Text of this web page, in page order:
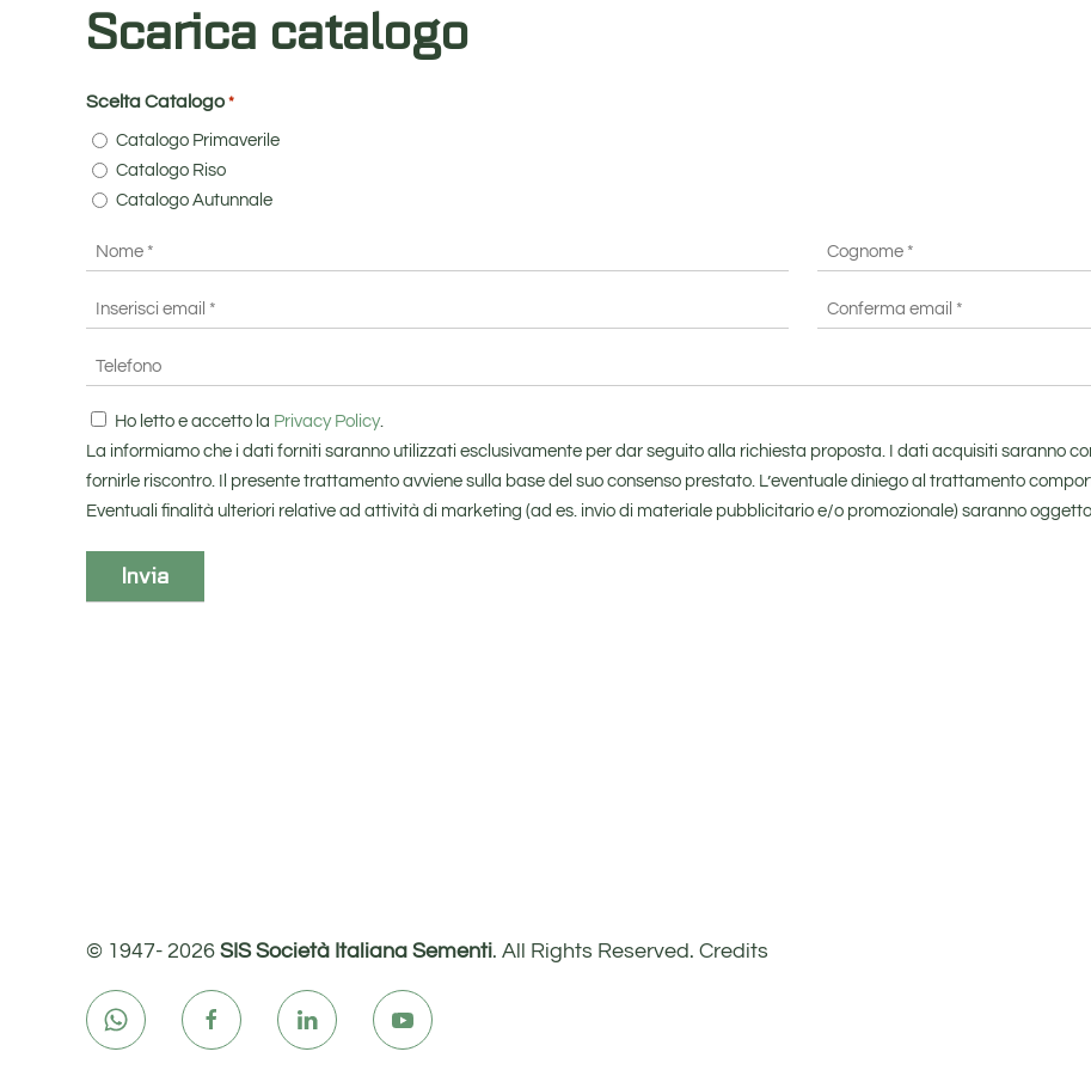
Scarica catalogo
Scelta Catalogo *
Catalogo Primaverile
Catalogo Riso
Catalogo Autunnale
Nome
*
Cognome
*
Email
*
email
Telefono
Consenso
*
Ho letto e accetto la Privacy Policy.
La informiamo che i dati forniti saranno utilizzati esclusivamente per dar seguito alla richiesta proposta. I dati acquisiti saranno
fornirle riscontro. Il presente trattamento avviene sulla base del suo consenso prestato. L’eventuale diniego al trattamento
Eventuali finalità ulteriori relative ad attività di marketing (ad es. invio di materiale pubblicitario e/o promozionale) saranno
© 1947- 2026 SIS Società Italiana Sementi. All Rights Reserved. Credits